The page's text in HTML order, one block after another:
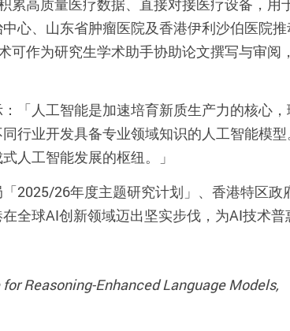
累高质量医疗数据、直接对接医疗设备，用
心、山东省肿瘤医院及香港伊利沙伯医院
可作为研究生学术助手协助论文撰写与审
「人工智能是加速培育新质生产力的核心
行业开发具备专业领域知识的人工智能模
人工智能发展的枢纽。
」
2025/26年度主题研究计划」、香港特区政
在全球AI创新领域迈出坚实步伐，为AI技术普
Reasoning-Enhanced Language Models,